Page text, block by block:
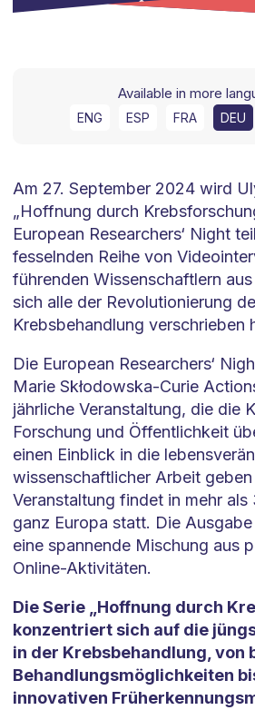
Available in more
ENG ESP FRA DEU
Am 27. September 2024 wird
„Hoffnung durch
European Researchers‘ Night
fesselnden Reihe von
führenden Wissenschaftlern
sich alle der Revolutionierung
Krebsbehandlung verschrieben
Die European Researchers‘
Marie Skłodowska-Curie
jährliche Veranstaltung, die die
Forschung und Öffentlichkeit
einen Einblick in die
wissenschaftlicher Arbeit
Veranstaltung findet in mehr als
ganz Europa statt. Die
eine spannende Mischung aus
Online-Aktivitäten.
Die Serie „Hoffnung durch
konzentriert sich auf die
in der Krebsbehandlung, von
Behandlungsmöglichkeiten
innovativen